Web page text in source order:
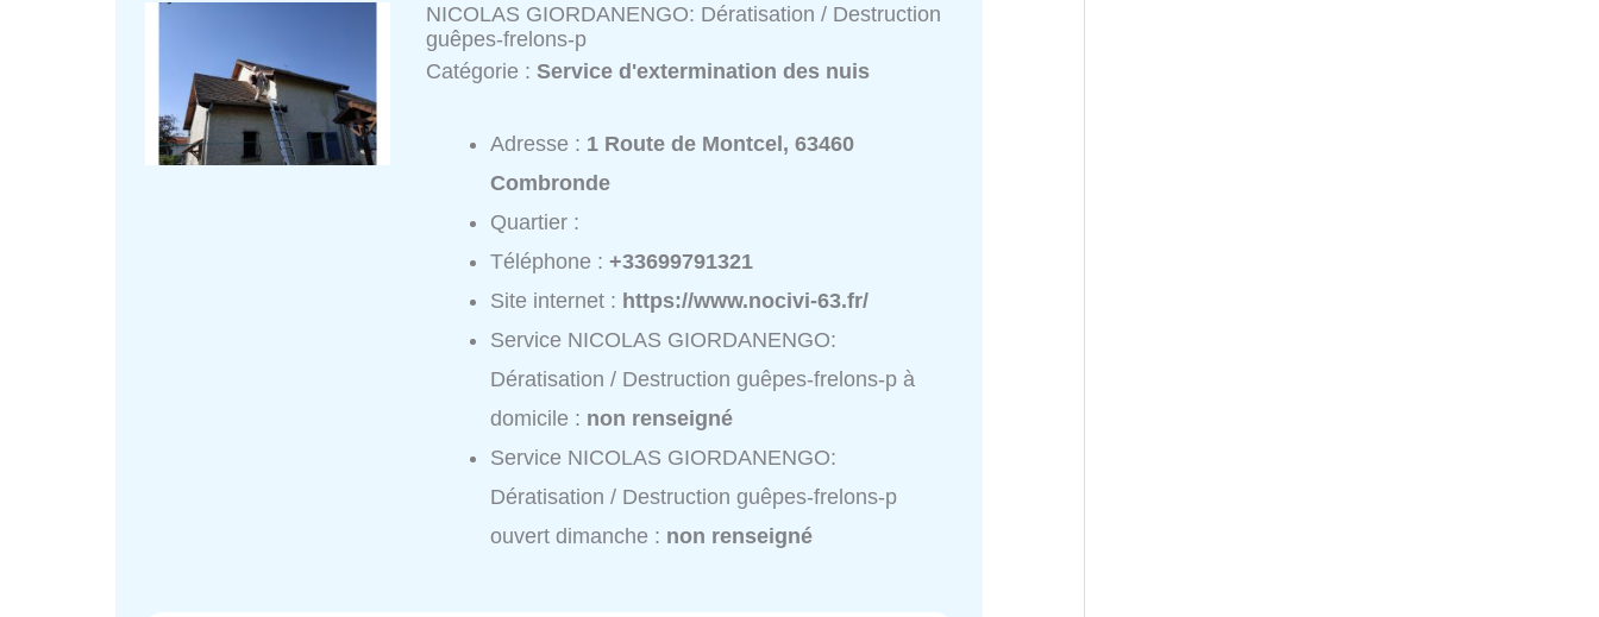
NICOLAS GIORDANENGO: Dératisation / Destruction
guêpes-frelons-p
Catégorie :Service d'extermination des nuis
Adresse : 1 Route de Montcel, 63460
Combronde
Quartier :
Téléphone :+33699791321
Site internet : https://www.nocivi-63.fr/
Service NICOLAS GIORDANENGO:
Dératisation / Destruction guêpes-frelons-p à
domicile : non renseigné
Service NICOLAS GIORDANENGO:
Dératisation / Destruction guêpes-frelons-p
ouvert dimanche : non renseigné